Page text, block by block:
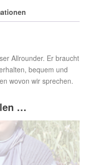
Allrounder. Er braucht
bequem und
wovon wir sprechen.
…